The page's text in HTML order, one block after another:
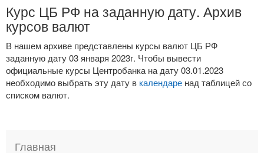
Курс ЦБ РФ на заданную дату. Архив
курсов валют
В нашем архиве представлены курсы валют ЦБ РФ
заданную дату 03 января 2023г. Чтобы вывести
официальные курсы Центробанка на дату 03.01.2023
необходимо выбрать эту дату в календаре над таблицей со
списком валют.
Главная